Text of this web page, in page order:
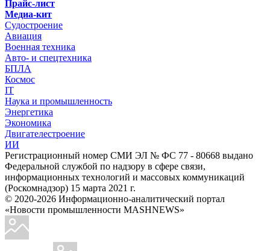
Прайс-лист
Медиа-кит
Судостроение
Авиация
Военная техника
Авто- и спецтехника
БПЛА
Космос
IT
Наука и промышленность
Энергетика
Экономика
Двигателестроение
ИИ
Регистрационный номер СМИ ЭЛ № ФС 77 - 80668 выдано
Федеральной службой по надзору в сфере связи,
информационных технологий и массовых коммуникаций
(Роскомнадзор) 15 марта 2021 г.
© 2020-2026 Информационно-аналитический портал
«Новости промышленности MASHNEWS»